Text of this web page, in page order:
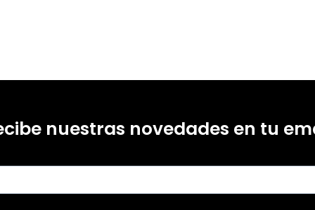
nuestras novedades en tu